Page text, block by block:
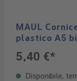
MAUL
plastico A5
5,40 €*
Disponibile,